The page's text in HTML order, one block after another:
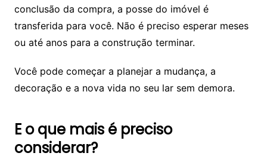
conclusão da compra, a posse do imóvel é
transferida para você. Não é preciso esperar meses
ou até anos para a construção terminar.
Você pode começar a planejar a mudança, a
decoração e a nova vida no seu lar sem demora.
E o que mais é preciso
considerar?